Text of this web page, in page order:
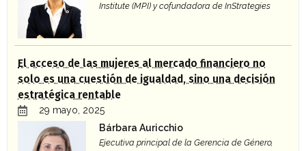
Institute (MPI) y cofundadora de InStrategies
El acceso de las mujeres al mercado financiero no
solo es una cuestión de igualdad, sino una decisión
estratégica rentable
29 mayo, 2025
Bárbara Auricchio
Ejecutiva principal de la Gerencia de Género,